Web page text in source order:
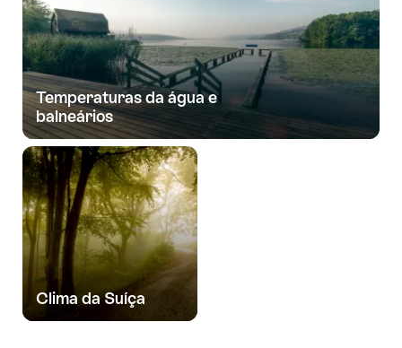
Temperaturas da água e
balneários
Clima da Suíça